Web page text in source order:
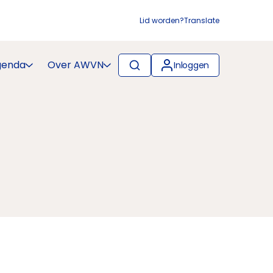
Lid worden?Translate
Over AWVN Inloggen